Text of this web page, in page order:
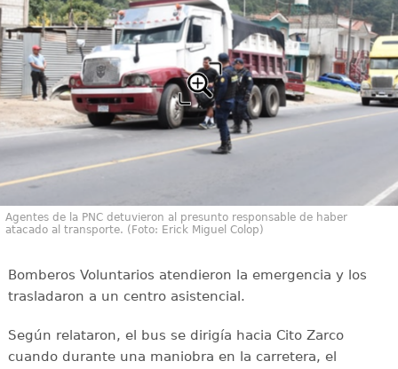
Agentes de la PNC detuvieron al presunto responsable de haber
atacado al transporte. (Foto: Erick Miguel Colop)
Bomberos Voluntarios atendieron la emergencia y los
trasladaron a un centro asistencial.
Según relataron, el bus se dirigía hacia Cito Zarco
cuando durante una maniobra en la carretera, el